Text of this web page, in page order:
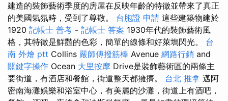
建造的裝飾藝術季度的房屋在反映年齡的特徵並帶來了真正
的美國氣氛時，受到了尊敬。 台胞證 申請 這些建築物建於
1920 記帳士 普考 - 記帳士 答案 1930年代的裝飾藝術風
格，其特徵是鮮豔的色彩，簡單的線條和好萊塢閃光。 台
南 外燴 ptt Collins 嚴師傅撥筋棒 Avenue 網路行銷 and
關鍵字操作 Ocean 大里按摩 Drive是裝飾藝術區的兩條主
要街道，有酒店和餐館，街道整天都擁擠。 台北 推拿 邁阿
密南海灘娛樂和浴室中心，有美麗的沙灘，街道上有酒吧，